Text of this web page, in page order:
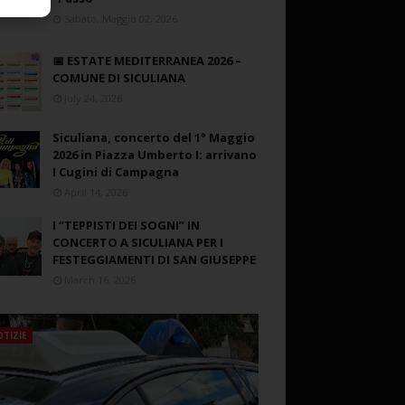
📅 ESTATE MEDITERRANEA 2026 –
COMUNE DI SICULIANA
Siculiana, concerto del 1° Maggio
2026 in Piazza Umberto I: arrivano
I Cugini di Campagna
I “TEPPISTI DEI SOGNI” IN
CONCERTO A SICULIANA PER I
FESTEGGIAMENTI DI SAN GIUSEPPE